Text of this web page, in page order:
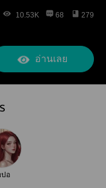
10.53K 68 279
อ่านเลย
ปอ